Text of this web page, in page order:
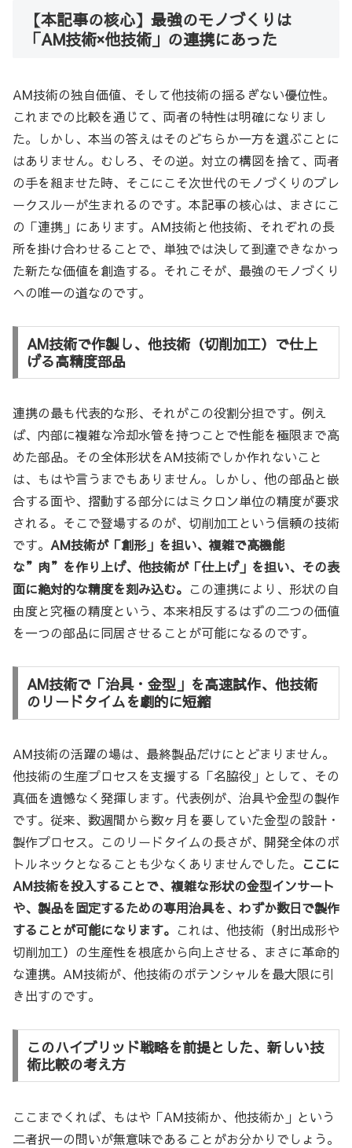
【本記事の核心】最強のモノづくりは
「AM技術×他技術」の連携にあった
AM技術の独自価値、そして他技術の揺るぎない優位性。
これまでの比較を通じて、両者の特性は明確になりまし
た。しかし、本当の答えはそのどちらか一方を選ぶことに
はありません。むしろ、その逆。対立の構図を捨て、両者
の手を組ませた時、そこにこそ次世代のモノづくりのブレ
ークスルーが生まれるのです。本記事の核心は、まさにこ
の「連携」にあります。AM技術と他技術、それぞれの長
所を掛け合わせることで、単独では決して到達できなかっ
た新たな価値を創造する。それこそが、最強のモノづくり
への唯一の道なのです。
AM技術で作製し、他技術（切削加工）で仕上
げる高精度部品
連携の最も代表的な形、それがこの役割分担です。例え
ば、内部に複雑な冷却水管を持つことで性能を極限まで高
めた部品。その全体形状をAM技術でしか作れないこと
は、もはや言うまでもありません。しかし、他の部品と嵌
合する面や、摺動する部分にはミクロン単位の精度が要求
される。そこで登場するのが、切削加工という信頼の技術
です。 AM技術が「創形」を担い、複雑で高機能
な”肉”を作り上げ、他技術が「仕上げ」を担い、その表
面に絶対的な精度を刻み込む。 この連携により、形状の自
由度と究極の精度という、本来相反するはずの二つの価値
を一つの部品に同居させることが可能になるのです。
AM技術で「治具・金型」を高速試作、他技術
のリードタイムを劇的に短縮
AM技術の活躍の場は、最終製品だけにとどまりません。
他技術の生産プロセスを支援する「名脇役」として、その
真価を遺憾なく発揮します。代表例が、治具や金型の製作
です。従来、数週間から数ヶ月を要していた金型の設計・
製作プロセス。このリードタイムの長さが、開発全体のボ
トルネックとなることも少なくありませんでした。 ここに
AM技術を投入することで、複雑な形状の金型インサート
や、製品を固定するための専用治具を、わずか数日で製作
することが可能になります。 これは、他技術（射出成形や
切削加工）の生産性を根底から向上させる、まさに革命的
な連携。AM技術が、他技術のポテンシャルを最大限に引
き出すのです。
このハイブリッド戦略を前提とした、新しい技
術比較の考え方
ここまでくれば、もはや「AM技術か、他技術か」という
二者択一の問いが無意味であることがお分かりでしょう。